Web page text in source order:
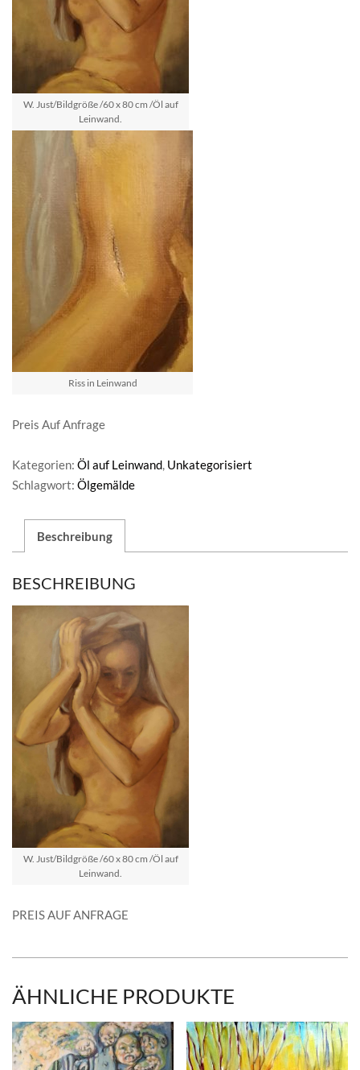
W. Just/Bildgröße /60 x 80 cm /Öl auf
Leinwand.
Riss in Leinwand
Preis Auf Anfrage
Kategorien: Öl auf Leinwand, Unkategorisiert
Schlagwort: Ölgemälde
Beschreibung
BESCHREIBUNG
W. Just/Bildgröße /60 x 80 cm /Öl auf
Leinwand.
PREIS AUF ANFRAGE
ÄHNLICHE PRODUKTE